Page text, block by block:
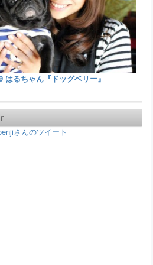
はるちゃん『ドッグベリー』
さんのツイート